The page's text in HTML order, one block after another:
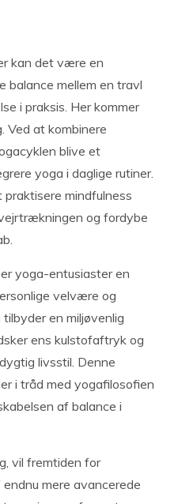
kan det være en
balance mellem en travl
i praksis. Her kommer
Ved at kombinere
blive et
yoga i daglige rutiner.
mindfulness
og fordybe
yoga-entusiaster en
velvære og
en miljøvenlig
ens kulstofaftryk og
livsstil. Denne
i tråd med yogafilosofien
af balance i
vil fremtiden for
mere avancerede